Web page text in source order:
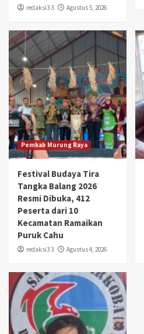
redaksi3 3 Agustus 5, 2026
Pemkab Murung Raya
Festival Budaya Tira
Tangka Balang 2026
Resmi Dibuka, 412
Peserta dari 10
Kecamatan Ramaikan
Puruk Cahu
redaksi3 3 Agustus 4, 2026